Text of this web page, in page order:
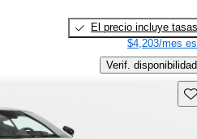
El precio incluye tasas
$4,203/mes
Verif. disponibilidad